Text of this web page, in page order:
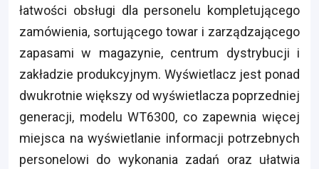
łatwości obsługi dla personelu kompletującego
zamówienia, sortującego towar i zarządzającego
zapasami w magazynie, centrum dystrybucji i
zakładzie produkcyjnym. Wyświetlacz jest ponad
dwukrotnie większy od wyświetlacza poprzedniej
generacji, modelu WT6300, co zapewnia więcej
miejsca na wyświetlanie informacji potrzebnych
personelowi do wykonania zadań oraz ułatwia